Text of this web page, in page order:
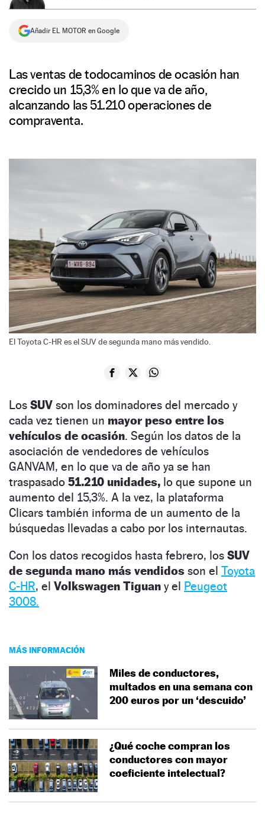
Añadir EL MOTOR en Google
Las ventas de todocaminos de ocasión han
crecido un 15,3% en lo que va de año,
alcanzando las 51.210 operaciones de
compraventa.
El Toyota C-HR es el SUV de segunda mano más vendido.
Los SUV son los dominadores del mercado y
cada vez tienen un mayor peso entre los
vehículos de ocasión. Según los datos de la
asociación de vendedores de vehículos
GANVAM, en lo que va de año ya se han
traspasado 51.210 unidades, lo que supone un
aumento del 15,3%. A la vez, la plataforma
Clicars también informa de un aumento de la
búsquedas llevadas a cabo por los internautas.
Con los datos recogidos hasta febrero, los SUV
de segunda mano más vendidos son el Toyota
C-HR, el Volkswagen Tiguan y el Peugeot
3008.
MÁS INFORMACIÓN
Miles de conductores,
multados en una semana con
200 euros por un ‘descuido’
¿Qué coche compran los
conductores con mayor
coeficiente intelectual?